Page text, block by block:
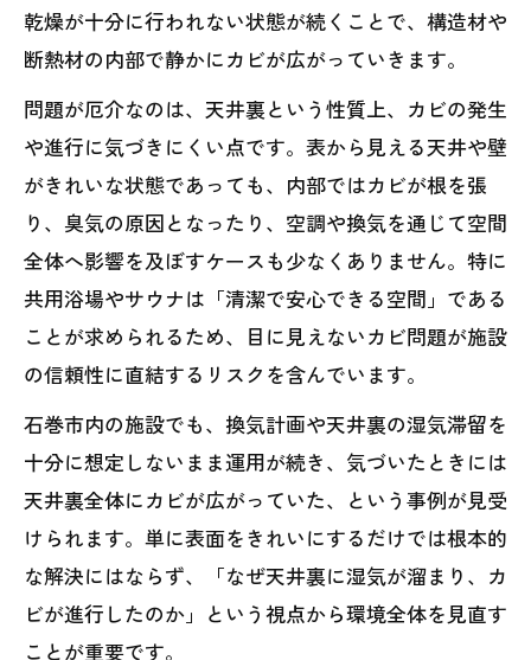
乾燥が十分に行われない状態が続くことで、構造材や
断熱材の内部で静かにカビが広がっていきます。
問題が厄介なのは、天井裏という性質上、カビの発生
や進行に気づきにくい点です。表から見える天井や壁
がきれいな状態であっても、内部ではカビが根を張
り、臭気の原因となったり、空調や換気を通じて空間
全体へ影響を及ぼすケースも少なくありません。特に
共用浴場やサウナは「清潔で安心できる空間」である
ことが求められるため、目に見えないカビ問題が施設
の信頼性に直結するリスクを含んでいます。
石巻市内の施設でも、換気計画や天井裏の湿気滞留を
十分に想定しないまま運用が続き、気づいたときには
天井裏全体にカビが広がっていた、という事例が見受
けられます。単に表面をきれいにするだけでは根本的
な解決にはならず、「なぜ天井裏に湿気が溜まり、カ
ビが進行したのか」という視点から環境全体を見直す
ことが重要です。